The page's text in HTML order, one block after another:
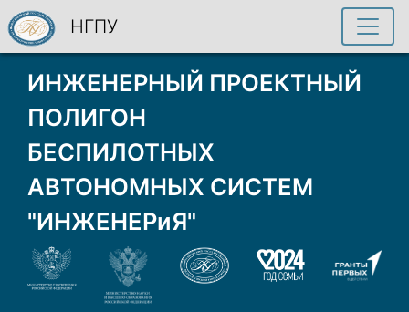
ИНЖЕНЕРНЫЙ ПРОЕКТНЫЙ
ПОЛИГОН
БЕСПИЛОТНЫХ
АВТОНОМНЫХ СИСТЕМ
"ИНЖЕНЕРиЯ"
НГПУ